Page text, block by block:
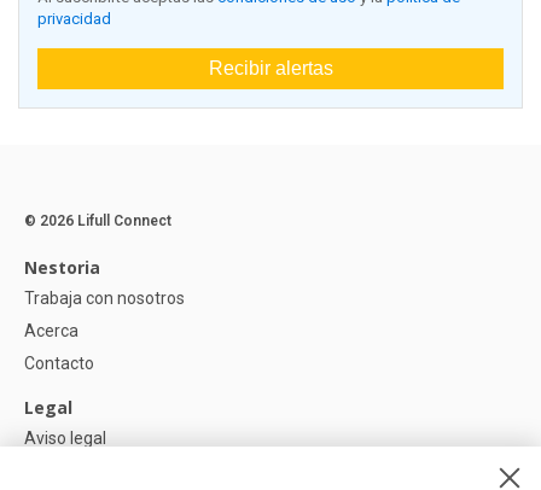
privacidad
Recibir alertas
© 2026 Lifull Connect
Nestoria
Trabaja con nosotros
Acerca
Contacto
Legal
Aviso legal